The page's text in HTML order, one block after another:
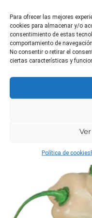
Para ofrecer las mejores
cookies para almacenar y/o
consentimiento de estas
comportamiento de
No consentir o retirar el
ciertas características y
Política de cookies
Solanaceae, famosa por
península de Yucatán, es
su uso en diversas